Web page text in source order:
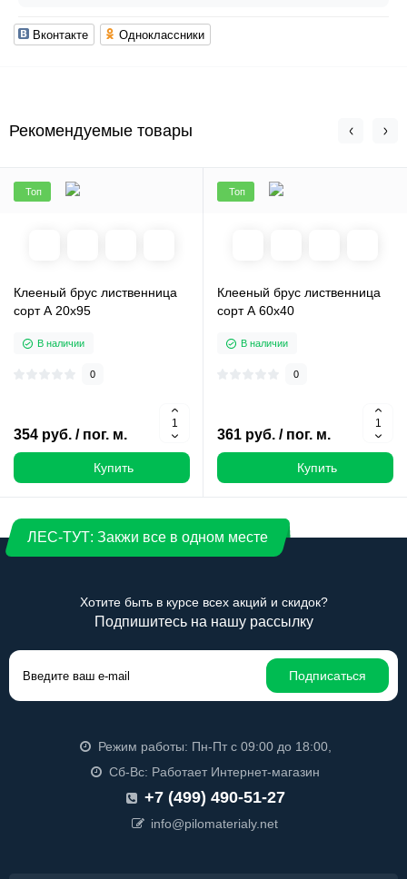
Вконтакте Одноклассники
Рекомендуемые товары
Топ
Клееный брус лиственница
сорт А 20х95
В наличии
0
354 руб. / пог. м.
Купить
Топ
Клееный брус лиственница
сорт А 60х40
В наличии
0
361 руб. / пог. м.
Купить
ЛЕС-ТУТ: Закжи все в одном месте
Хотите быть в курсе всех акций и скидок?
Подпишитесь на нашу рассылку
Подписаться
Режим работы: Пн-Пт с 09:00 до 18:00,
Сб-Вс: Работает Интернет-магазин
+7 (499) 490-51-27
info@pilomaterialy.net